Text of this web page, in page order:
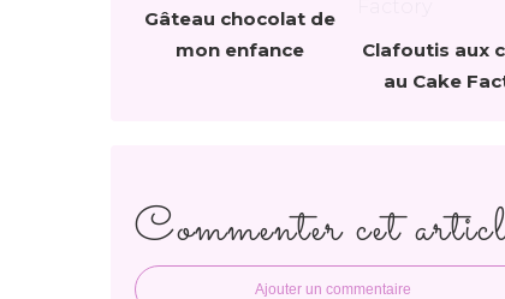
Gâteau chocolat de
mon enfance
Clafoutis aux
au Cake
Commenter cet
Ajouter un commentaire